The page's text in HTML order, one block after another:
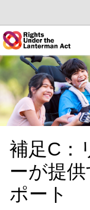
Main
Content
sub
navigation
補足C：
ーが提
ポート